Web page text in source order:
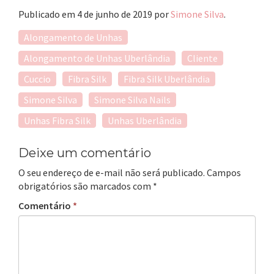
Ap
p
oo
k
er
am
Lin
Publicado em 4 de junho de 2019 porSimone Silva.
Alongamento de Unhas
Alongamento de Unhas Uberlândia
Cliente
Cuccio
Fibra Silk
Fibra Silk Uberlândia
Simone Silva
Simone Silva Nails
Unhas Fibra Silk
Unhas Uberlândia
Deixe um comentário
O seu endereço de e-mail não será publicado. Campos
obrigatórios são marcados com *
Comentário *